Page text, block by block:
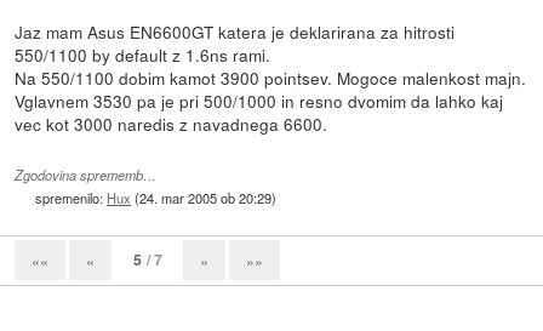
Jaz mam Asus EN6600GT katera je deklarirana za hitrosti
550/1100 by default z 1.6ns rami.
Na 550/1100 dobim kamot 3900 pointsev. Mogoce malenkost majn.
Vglavnem 3530 pa je pri 500/1000 in resno dvomim da lahko kaj
vec kot 3000 naredis z navadnega 6600.
Zgodovina sprememb…
spremenilo: Hux (24. mar 2005 ob 20:29)
«« « 5 / 7 » »»